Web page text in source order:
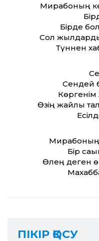
Мирабоның
Бірде
Сол
Түннен
Сендей
Өзің жайлы
Мирабоның
Бір
Өлең деген
ПІКІР ҚОСУ